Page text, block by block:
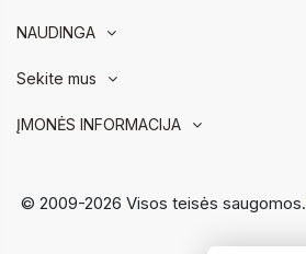
NAUDINGA
Sekite mus
ĮMONĖS INFORMACIJA
© 2009-2026 Visos teisės saugomos.